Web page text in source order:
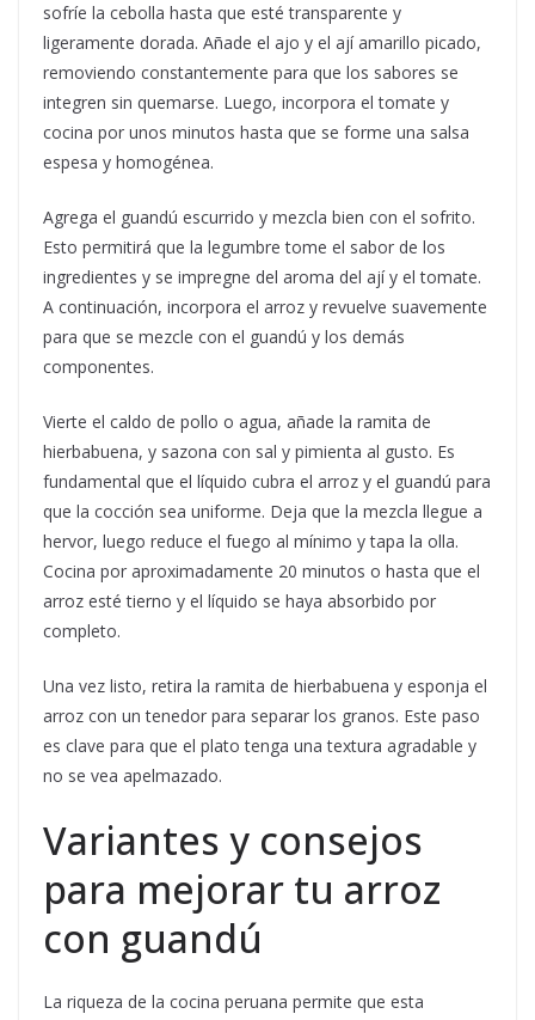
sofríe la cebolla hasta que esté transparente y
ligeramente dorada. Añade el ajo y el ají amarillo picado,
removiendo constantemente para que los sabores se
integren sin quemarse. Luego, incorpora el tomate y
cocina por unos minutos hasta que se forme una salsa
espesa y homogénea.
Agrega el guandú escurrido y mezcla bien con el sofrito.
Esto permitirá que la legumbre tome el sabor de los
ingredientes y se impregne del aroma del ají y el tomate.
A continuación, incorpora el arroz y revuelve suavemente
para que se mezcle con el guandú y los demás
componentes.
Vierte el caldo de pollo o agua, añade la ramita de
hierbabuena, y sazona con sal y pimienta al gusto. Es
fundamental que el líquido cubra el arroz y el guandú para
que la cocción sea uniforme. Deja que la mezcla llegue a
hervor, luego reduce el fuego al mínimo y tapa la olla.
Cocina por aproximadamente 20 minutos o hasta que el
arroz esté tierno y el líquido se haya absorbido por
completo.
Una vez listo, retira la ramita de hierbabuena y esponja el
arroz con un tenedor para separar los granos. Este paso
es clave para que el plato tenga una textura agradable y
no se vea apelmazado.
Variantes y consejos
para mejorar tu arroz
con guandú
La riqueza de la cocina peruana permite que esta